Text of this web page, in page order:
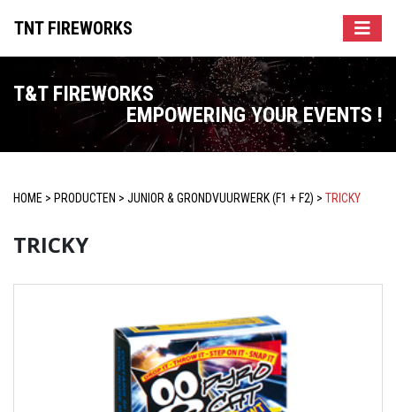
TNT FIREWORKS
T&T FIREWORKS
EMPOWERING YOUR EVENTS !
HOME > PRODUCTEN > JUNIOR & GRONDVUURWERK (F1 + F2) > TRICKY
TRICKY